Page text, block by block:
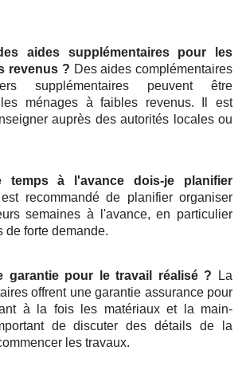
aides supplémentaires pour les
revenus ? Des aides complémentaires
supplémentaires peuvent être
ménages à faibles revenus. Il est
auprès des autorités locales ou
temps à l'avance dois-je planifier
recommandé de planifier organiser
semaines à l'avance, en particulier
de forte demande.
garantie pour le travail réalisé ? La
offrent une garantie assurance pour
à la fois les matériaux et la main-
de discuter des détails de la
les travaux.